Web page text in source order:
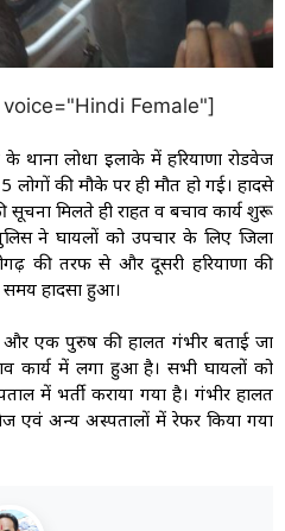
Female"]
के थाना लोधा इलाके में हरियाणा रोडवेज
की मौके पर ही मौत हो गई। हादसे
सूचना मिलते ही राहत व बचाव कार्य शुरू
ने घायलों को उपचार के लिए जिला
की तरफ से और दूसरी हरियाणा की
समय हादसा हुआ।
एक पुरुष की हालत गंभीर बताई जा
कार्य में लगा हुआ है। सभी घायलों को
में भर्ती कराया गया है। गंभीर हालत
एवं अन्य अस्पतालों में रेफर किया गया